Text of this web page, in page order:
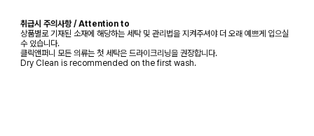
취급시 주의사항 / Attention to
상품별로 기재된 소재에 해당하는 세탁 및 관리법을 지켜주셔야 더 오래 예쁘게 입으실
수 있습니다.
클릭앤퍼니 모든 의류는 첫 세탁은 드라이크리닝을 권장합니다.
Dry Clean is recommended on the first wash.